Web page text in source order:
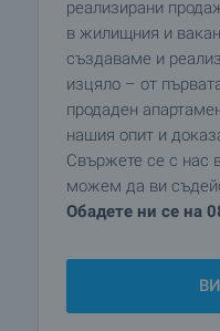
реализирани
в жилищния и
създаваме и
изцяло – от
продаден
нашия опит и
Свържете се с нас
можем да ви
Обадете ни се на